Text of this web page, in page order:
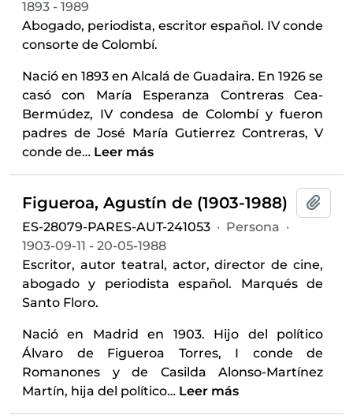
1893 - 1989
Abogado, periodista, escritor español. IV conde
consorte de Colombí.
Nació en 1893 en Alcalá de Guadaira. En 1926 se
casó con María Esperanza Contreras Cea-
Bermúdez, IV condesa de Colombí y fueron
padres de José María Gutierrez Contreras, V
conde de… Leer más
Figueroa, Agustín de (1903-1988)
ES-28079-PARES-AUT-241053 · Persona ·
1903-09-11 - 20-05-1988
Escritor, autor teatral, actor, director de cine,
abogado y periodista español. Marqués de
Santo Floro.
Nació en Madrid en 1903. Hijo del político
Álvaro de Figueroa Torres, I conde de
Romanones y de Casilda Alonso-Martínez
Martín, hija del político… Leer más